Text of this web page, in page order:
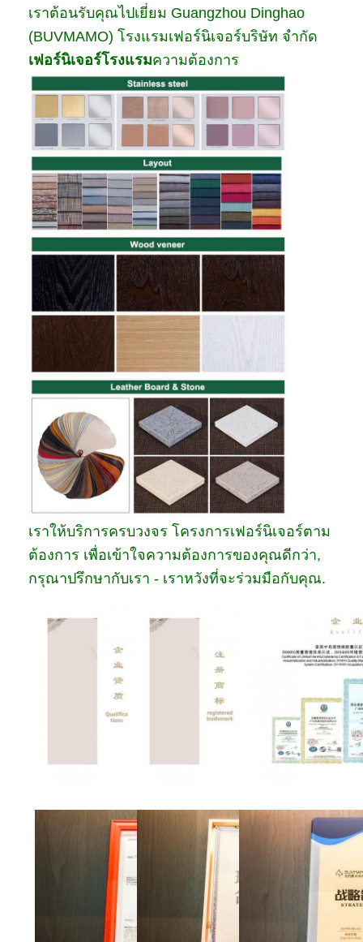
เราต้อนรับคุณไปเยี่ยม Guangzhou Dinghao
(BUVMAMO) โรงแรมเฟอร์นิเจอร์บริษัท จํากัด
เฟอร์นิเจอร์โรงแรมความต้องการ
เราให้บริการครบวงจร โครงการเฟอร์นิเจอร์ตาม
ต้องการ เพื่อเข้าใจความต้องการของคุณดีกว่า,
กรุณาปรึกษากับเรา - เราหวังที่จะร่วมมือกับคุณ.